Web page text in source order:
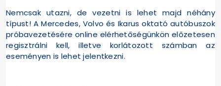
Nemcsak utazni, de vezetni is lehet majd néhány
típust! A Mercedes, Volvo és Ikarus oktató autóbuszok
próbavezetésére online elérhetőségünkön előzetesen
regisztrálni kell, illetve korlátozott számban az
eseményen is lehet jelentkezni.